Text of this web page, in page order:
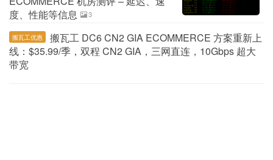
度、性能等信息
3
搬瓦工优惠
搬瓦工 DC6 CN2 GIA ECOMMERCE 方案重新上
线：$35.99/季，双程 CN2 GIA，三网直连，10Gbps 超大
带宽